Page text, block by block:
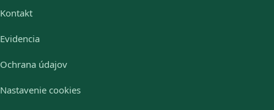
Kontakt
Evidencia
Ochrana údajov
Nastavenie cookies